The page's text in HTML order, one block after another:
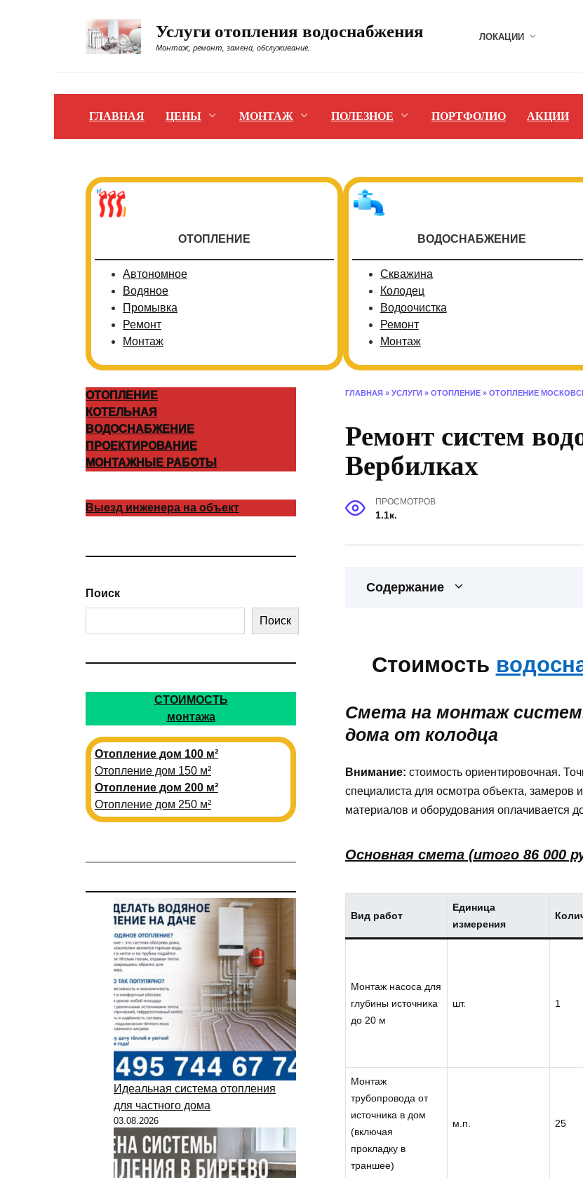
Услуги отопления водоснабжения
Монтаж, ремонт, замена, обслуживание.
ЛОКАЦИИ
ГЛАВНАЯ ЦЕНЫ МОНТАЖ ПОЛЕЗНОЕ ПОРТФОЛИО АКЦИИ
ОТОПЛЕНИЕ
Автономное
Водяное
Промывка
Ремонт
Монтаж
ВОДОСНАБЖЕНИЕ
Скважина
Колодец
Водоочистка
Ремонт
Монтаж
ГЛАВНАЯ » УСЛУГИ » ОТОПЛЕНИЕ » ОТОПЛЕНИЕ
Ремонт систем
Вербилках
ПРОСМОТРОВ
1.1к.
Содержание
Стоимость
Смета на монтаж
дома от колодца
Внимание: стоимость ориентировочная.
специалиста для осмотра объекта, замеров
материалов и оборудования оплачивается
Основная смета (итого 86 000
Вид работ
Единица
измерения
Монтаж насоса для
глубины источника
до 20 м
шт. 1
Монтаж
трубопровода от
источника в дом
(включая
прокладку в
траншее)
м.п. 25
ОТОПЛЕНИЕ
КОТЕЛЬНАЯ
ВОДОСНАБЖЕНИЕ
ПРОЕКТИРОВАНИЕ
МОНТАЖНЫЕ РАБОТЫ
Выезд инженера на объект
Поиск
Поиск
СТОИМОСТЬ
монтажа
Отопление дом 100 м²
Отопление дом 150 м²
Отопление дом 200 м²
Отопление дом 250 м²
Идеальная система отопления
для частного дома
03.08.2026